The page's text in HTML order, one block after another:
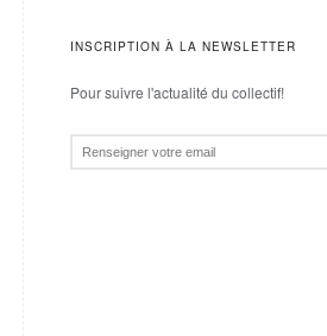
INSCRIPTION À LA NEWSLETTER
Pour suivre l'actualité du collectif!